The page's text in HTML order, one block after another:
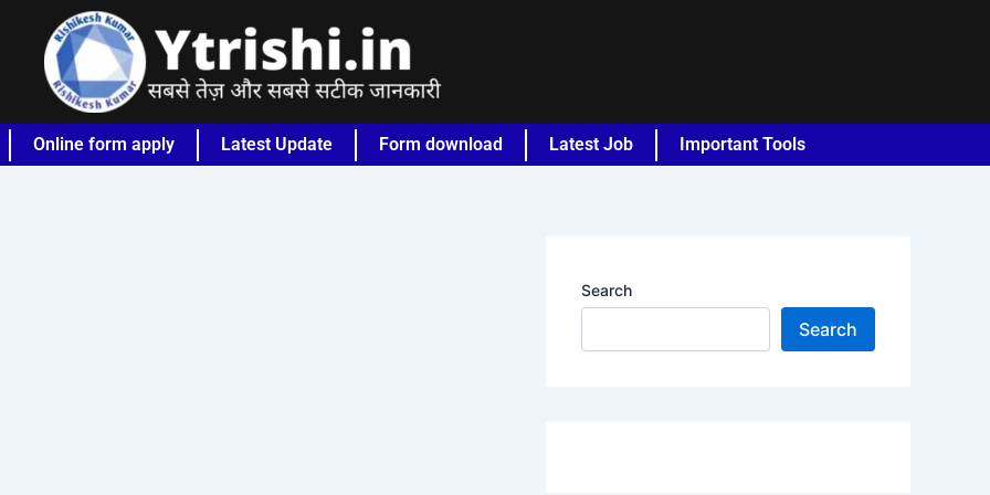
Online form apply Latest Update Form download Latest Job Important Tools
Search
Search